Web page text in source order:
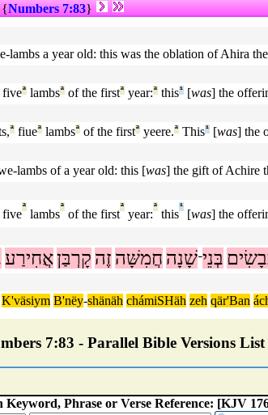
Numbers 7:83}
a year old: this was the oblation of Ahira
fiveª lambsª of the firstª year:ª this¹ [was] the
ª fiueª lambsª of the firstª yeere.ª This¹ [was] the
lambs of a year old: this [was] the gift of Achire
five
ª
lambs
ª
of the first
ª
year:
ª
this
¹
[was] the
בְּנֵי־שָׁנָה חֲמִשָּׁה זֶה קָרְבַּןאֲחִירַע
K'väsiym B'nëy-shänäh chámiSHäh zeh qär'Ban
7:83 - Parallel Bible Versions List